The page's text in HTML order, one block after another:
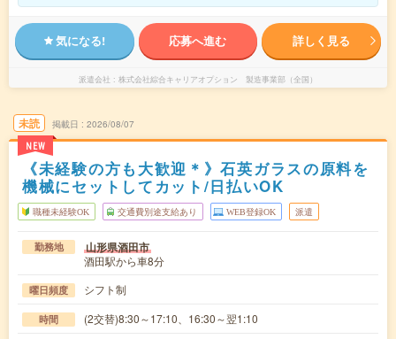
気になる! 応募へ進む 詳しく見る
派遣会社 株式会社綜合キャリアオプション 製造事業部（全国）
未読
NEW
掲載日 2026/08/07
《未経験の方も大歓迎＊》石英ガラスの原料を
機械にセットしてカット/日払いOK
職種未経験OK 交通費別途支給あり WEB登録OK 派遣
勤務地 山形県酒田市
酒田駅から車8分
曜日頻度 シフト制
時間 (2交替)8:30～17:10、16:30～翌1:10